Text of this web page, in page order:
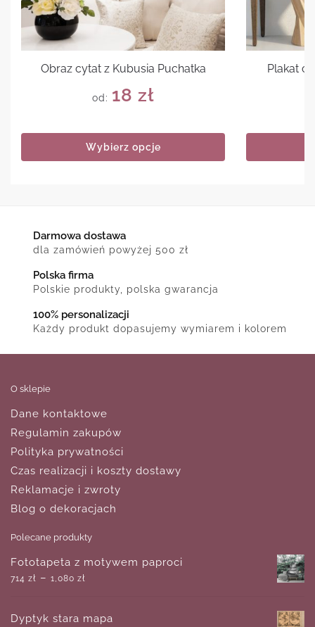
Obraz cytat z Kubusia Puchatka
od: 18 zł
Wybierz opcje
Plakat
Darmowa dostawa
dla zamówień powyżej 500 zł
Polska firma
Polskie produkty, polska gwarancja
100% personalizacji
Każdy produkt dopasujemy wymiarem i kolorem
O sklepie
Dane kontaktowe
Regulamin zakupów
Polityka prywatności
Czas realizacji i koszty dostawy
Reklamacje i zwroty
Blog o dekoracjach
Polecane produkty
Fototapeta z motywem paproci
714 zł – 1,080 zł
Dyptyk stara mapa